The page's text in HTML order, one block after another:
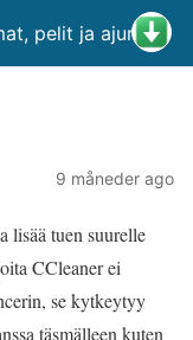
pelit ja ajurit
9 måneder ago
lisää tuen suurelle
CCleaner ei
se kytkeytyy
täsmälleen kuten